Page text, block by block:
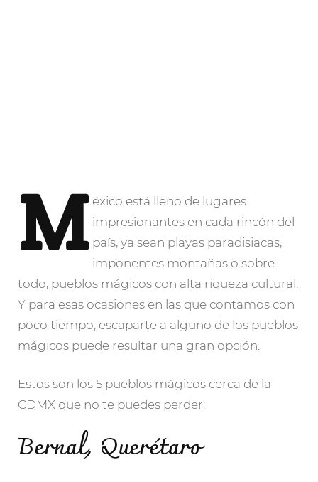
M éxico está lleno de lugares
impresionantes en cada rincón del
país, ya sean playas paradisiacas,
imponentes montañas o sobre
todo, pueblos mágicos con alta riqueza cultural.
Y para esas ocasiones en las que contamos con
poco tiempo, escaparte a alguno de los pueblos
mágicos puede resultar una gran opción.
Estos son los 5 pueblos mágicos cerca de la
CDMX que no te puedes perder:
Bernal, Querétaro